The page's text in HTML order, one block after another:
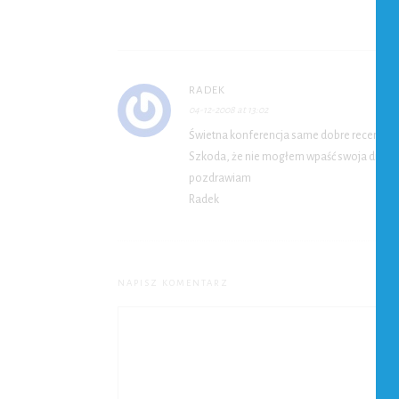
RADEK
Świetna konferencja same dobre recenzje
Szkoda, że nie mogłem wpaść swoja
pozdrawiam
Radek